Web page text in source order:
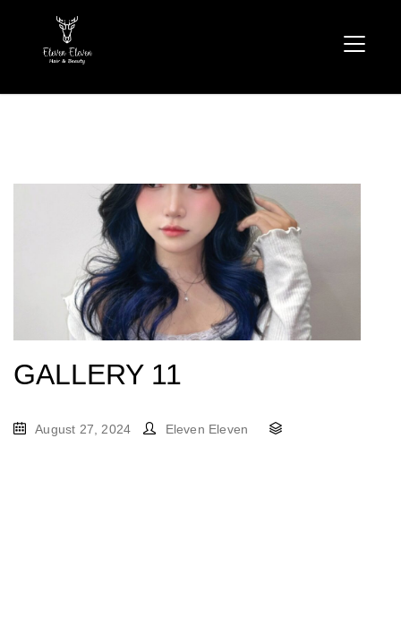
GALLERY 11
August 27, 2024 Eleven Eleven